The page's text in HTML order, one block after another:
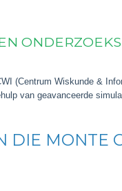
(Centrum Wiskunde &
van geavanceerde
DIE MONTE